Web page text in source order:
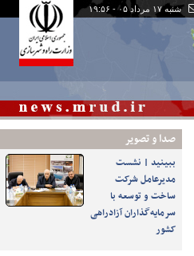
شنبه ۱۷ مرداد ۰۵ - ۱۹:۵۶
صدا و تصوير
ببینید | نشست
مدیرعامل شرکت
ساخت و توسعه با
سرمایه‌گذاران آزادراهی
کشور